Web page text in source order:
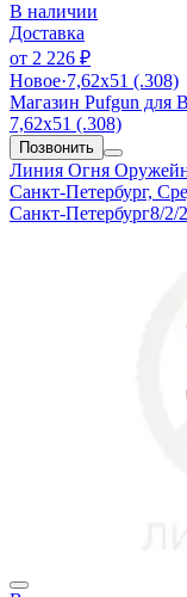
В наличии
Доставка
от 2 226 ₽
Новое·7,62х51 (.308)
Магазин Pufgun для
7,62х51 (.308)
Позвонить
Линия Огня
Санкт-Петербург,
Санкт-Петербург8/2/